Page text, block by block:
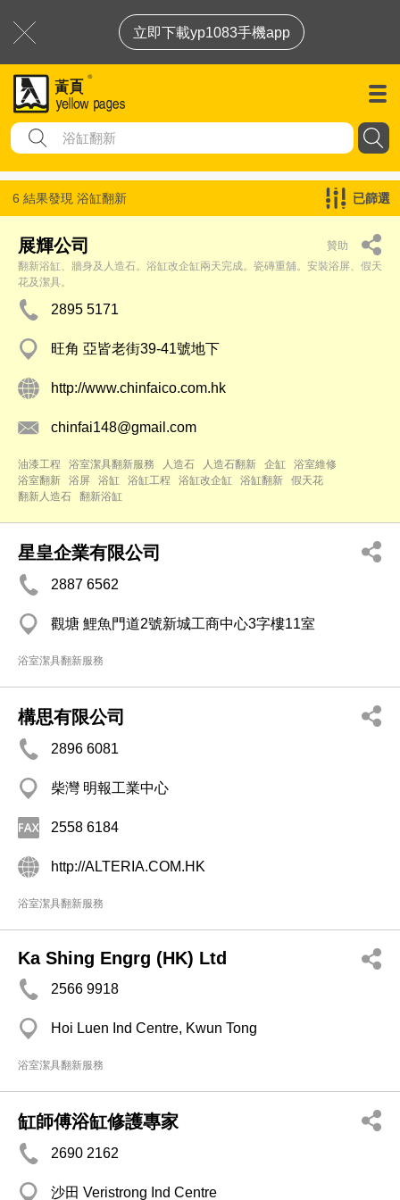
立即下載yp1083手機app
6 結果發現 浴缸翻新 已篩選
展輝公司
贊助
翻新浴缸、牆身及人造石。浴缸改企缸兩天完成。瓷磚重舖。安裝浴屏、假天
花及潔具。
2895 5171
旺角 亞皆老街39-41號地下
http://www.chinfaico.com.hk
chinfai148@gmail.com
油漆工程 浴室潔具翻新服務 人造石 人造石翻新 企缸
浴室維修
浴室翻新
浴屏 浴缸 浴缸工程 浴缸改企缸 浴缸翻新
假天花
翻新人造石
翻新浴缸
星皇企業有限公司
2887 6562
觀塘 鯉魚門道2號新城工商中心3字樓11室
浴室潔具翻新服務
構思有限公司
2896 6081
柴灣 明報工業中心
2558 6184
http://ALTERIA.COM.HK
浴室潔具翻新服務
Ka Shing Engrg (HK) Ltd
2566 9918
Hoi Luen Ind Centre, Kwun Tong
浴室潔具翻新服務
缸師傅浴缸修護專家
2690 2162
沙田 Veristrong Ind Centre